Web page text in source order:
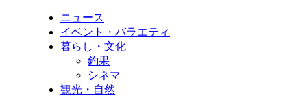
ニュース
イベント・バラエティ
暮らし・文化
釣果
シネマ
観光・自然